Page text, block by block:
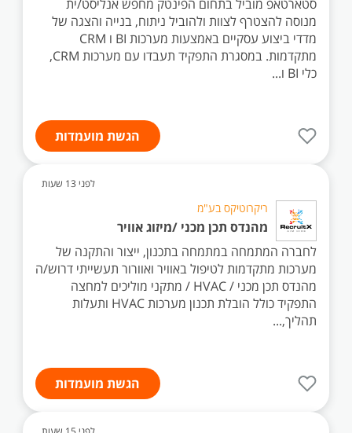
סטארטאפ מוביל בתחום הפינטק מחפש אנליסט/ית
מנוסה להצטרף לצוות ולהוביל ניתוח, בנייה והצגה של
מדדי ביצוע עסקיים באמצעות מערכות BI ו CRM
מתקדמות. במסגרת התפקיד תעבדו עם מערכות CRM,
כלי BI ו...
הגשת מועמדות
לפני 13 שעות
ריקרוטיקס בע"מ
מהנדס תכן מכני /מיזוג אוויר
לחברה המתמחה במתמחה בתכנון, ייצור והתקנה של
מערכות מתקדמות לטיפול באוויר ואוורור תעשייתי דרוש/ה
מהנדס תכן מכני / HVAC / מתקני מוליכים למחצה
התפקיד כולל הובלת תכנון מערכות HVAC ותעלות
תהליך,...
הגשת מועמדות